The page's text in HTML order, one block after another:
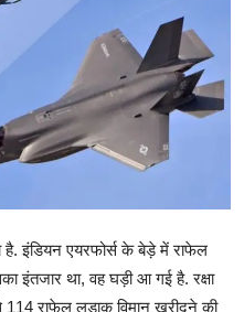
है. इंडियन एयरफोर्स के बेड़े में राफेल
इंतजार था, वह घड़ी आ गई है. रक्षा
114 राफेल लड़ाकू विमान खरीदने की